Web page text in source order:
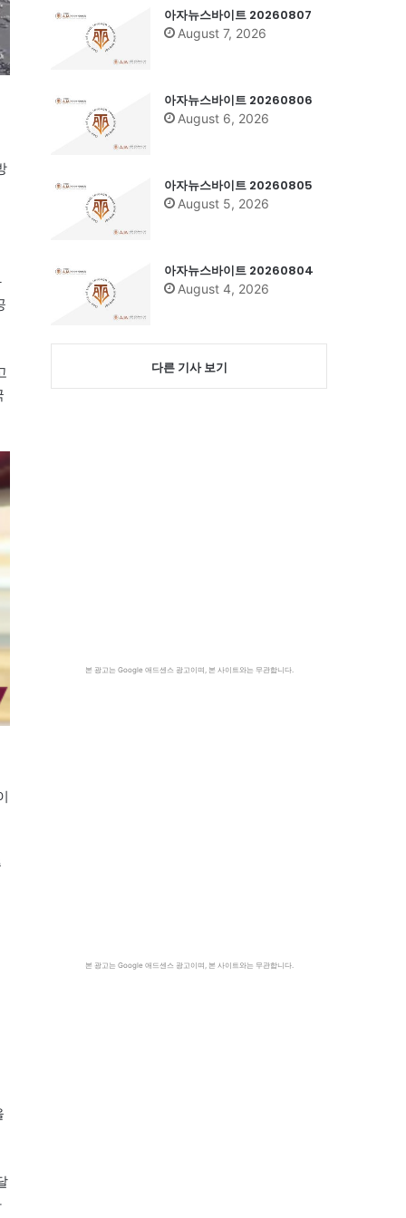
아자뉴스바이트 20260807
August 7, 2026
아자뉴스바이트 20260806
August 6, 2026
아자뉴스바이트 20260805
August 5, 2026
아자뉴스바이트 20260804
August 4, 2026
다른 기사 보기
본 광고는 Google 애드센스 광고이며, 본 사이트와는 무관합니다.
본 광고는 Google 애드센스 광고이며, 본 사이트와는 무관합니다.